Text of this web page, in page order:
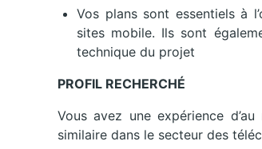
Vos plans sont essentiels à
sites mobile. Ils sont
technique du projet
PROFIL RECHERCHÉ
Vous avez une expérience
similaire dans le secteur des